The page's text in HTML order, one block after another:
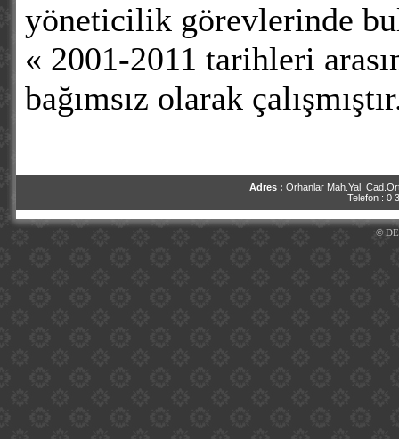
yöneticilik görevlerinde
« 2001-2011 tarihleri
bağımsız olarak
Adres : Orhanlar Mah.Yalı
Telefon : 0
©